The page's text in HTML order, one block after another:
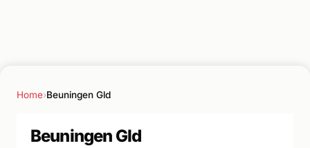
Home›Beuningen Gld
Beuningen Gld